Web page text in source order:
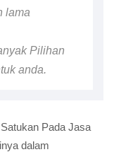
lama
Pilihan
anda.
Pada Jasa
dalam